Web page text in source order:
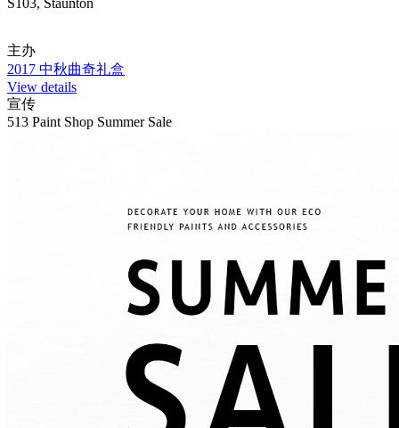
S103, Staunton
主办
2017 中秋曲奇礼盒
View details
宣传
513 Paint Shop Summer Sale